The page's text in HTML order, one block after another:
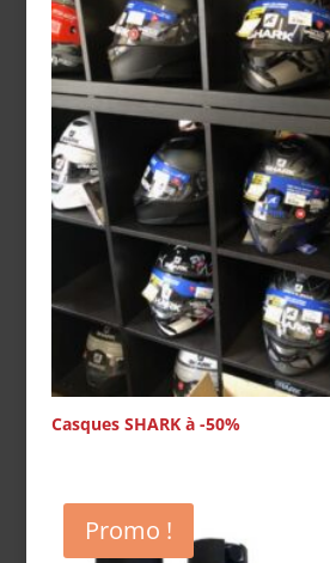
Casques SHARK à -50%
Promo !